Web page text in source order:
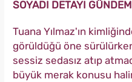
SOYADI DETAYI
Tuana Yılmaz'ın
görüldüğü öne
sessiz sedasız atıp
büyük merak konusu